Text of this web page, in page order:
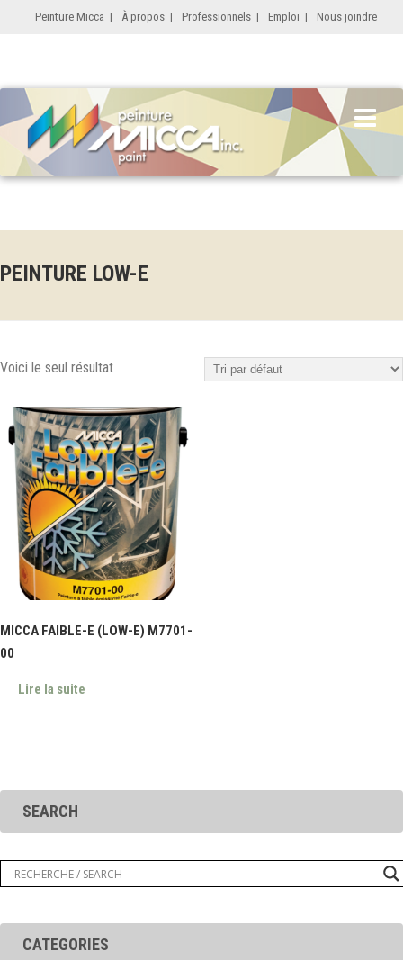
Peinture Micca | À propos | Professionnels | Emploi | Nous joindre
PEINTURE LOW-E
Voici le seul résultat
MICCA FAIBLE-E (LOW-E) M7701-
00
Lire la suite
SEARCH
CATEGORIES